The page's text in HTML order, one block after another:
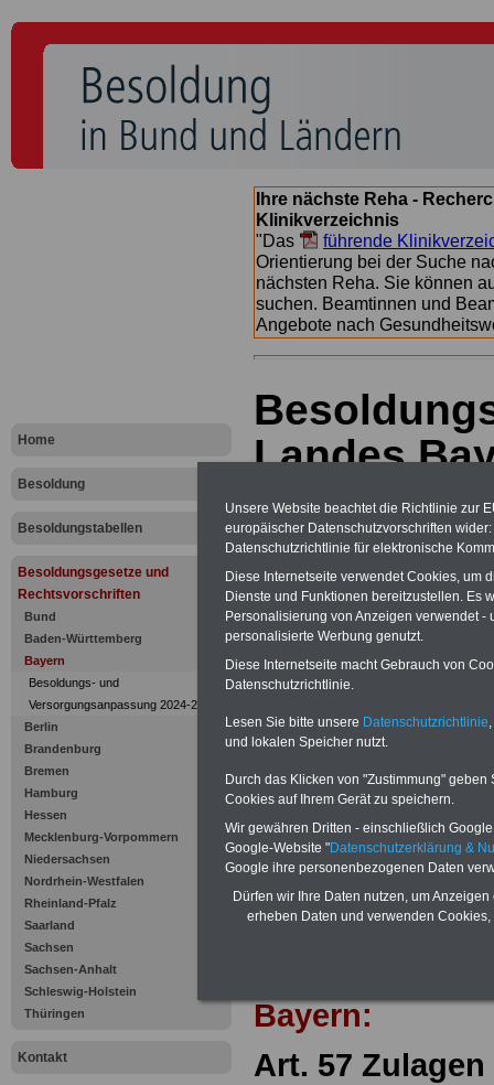
Home
Besoldung
Besoldungstabellen
Besoldungsgesetze und
Rechtsvorschriften
Bund
Baden-Württemberg
Bayern
Besoldungs- und
Versorgungsanpassung 2024-2025
Berlin
Brandenburg
Bremen
Hamburg
Hessen
Mecklenburg-Vorpommern
Niedersachsen
Nordrhein-Westfalen
Rheinland-Pfalz
Saarland
Sachsen
Sachsen-Anhalt
Schleswig-Holstein
Thüringen
Kontakt
Ihre nächste Reha -
Klinikverzeichnis
"Das
führende
Orientierung bei der Suche
nächsten Reha. Sie können
suchen. Beamtinnen und
Angebote nach
Landes
Zulagen
und
Zur Übersicht
Bayern:
Art. 57
Unsere Website beachtet die Richtlinie zur
europäischer Datenschutzvorschriften
Datenschutzrichtlinie für elektronische
Diese Internetseite verwendet Cookies, um
Dienste und Funktionen bereitzustellen. Es
Personalisierung von Anzeigen verwendet
personalisierte Werbung genutzt.
Diese Internetseite macht Gebrauch von
Datenschutzrichtlinie.
Lesen Sie bitte unsere Datenschutzrichtlinie
und lokalen Speicher nutzt.
Durch das Klicken von "Zustimmung"
Cookies auf Ihrem Gerät zu speichern.
Wir gewähren Dritten - einschließlich
Google-Website "Datenschutzerklärung &
Google ihre personenbezogenen Daten
Dürfen wir Ihre Daten nutzen, um
erheben Daten und verwenden